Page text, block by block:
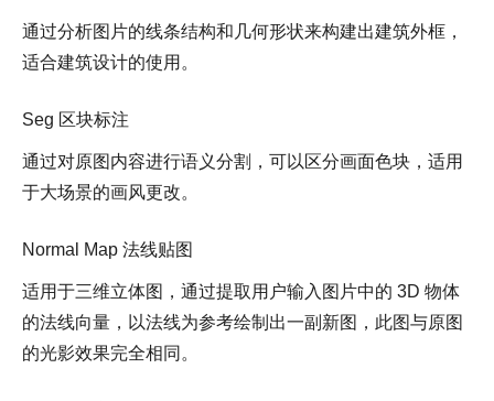
通过分析图片的线条结构和几何形状来构建出建筑外框，
适合建筑设计的使用。
Seg 区块标注
通过对原图内容进行语义分割，可以区分画面色块，适用
于大场景的画风更改。
Normal Map 法线贴图
适用于三维立体图，通过提取用户输入图片中的 3D 物体
的法线向量，以法线为参考绘制出一副新图，此图与原图
的光影效果完全相同。